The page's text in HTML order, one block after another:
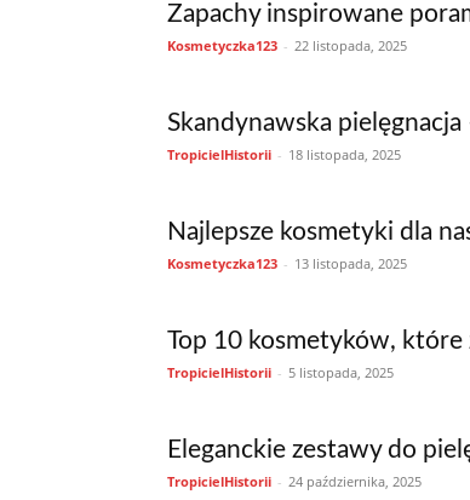
Zapachy inspirowane
Kosmetyczka123 - 22 listopada, 2025
Skandynawska
TropicielHistorii - 18 listopada, 2025
Najlepsze kosmetyki dla
Kosmetyczka123 - 13 listopada, 2025
Top 10 kosmetyków, które
TropicielHistorii - 5 listopada, 2025
Eleganckie zestawy do
TropicielHistorii - 24 października, 2025